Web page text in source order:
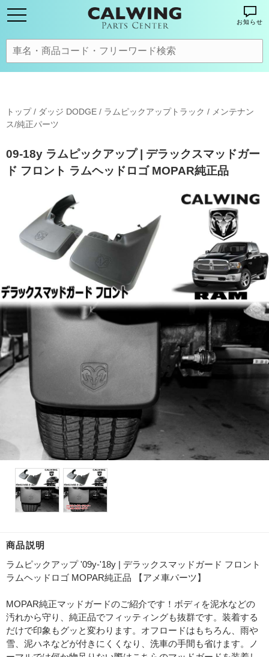
お知らせ
トップ/ ダッジ DODGE / ラムピックアップトラック / メンテナン
ス/純正パーツ
09-18y ラムピックアップ | デラックスマッドガー
ド フロント ラムヘッドロゴ MOPAR純正品
商品説明
ラムピックアップ '09y-'18y | デラックスマッドガード フロント
ラムヘッドロゴ MOPAR純正品 【アメ車パーツ】
MOPAR純正マッドガードのご紹介です！ボディを泥水などの
汚れから守り、純正品でフィッティングも抜群です。装着する
だけで印象もグッと変わります。オフロードはもちろん、雨や
雪、泥ハネなどが付きにくくなり、洗車の手間も省けます。ノ